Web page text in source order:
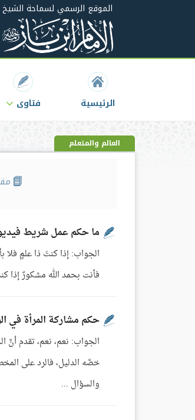
الموقع الرسمي لسماحة الشيخ
الرئيسية فتاوى
العالم والمتعلم
ما حكم عمل شريط
الجواب: إذا كنتَ ذا علمٍ فلا
فأنت بحمد الله مشكورٌ إذا
حكم مشاركة المرأة في
الجواب: نعم، نعم، تقدم أنَّ
خصَّه الدليل، فالرد على
والسؤال ...